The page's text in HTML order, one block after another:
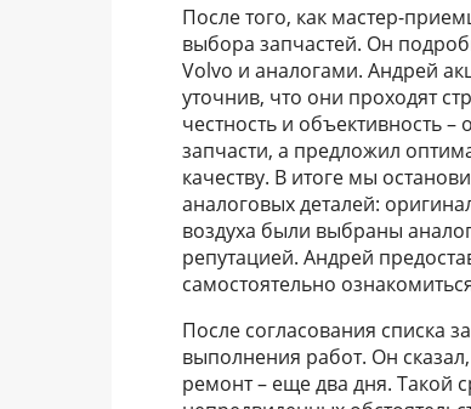
После того, как мастер-
выбора запчастей. Он
Volvo и аналогами. Андрей
уточнив, что они проходят
честность и объективность
запчасти, а предложил
качеству. В итоге мы
аналоговых деталей:
воздуха были выбраны
репутацией. Андрей
самостоятельно
После согласования списка
выполнения работ. Он
ремонт – еще два дня. Такой